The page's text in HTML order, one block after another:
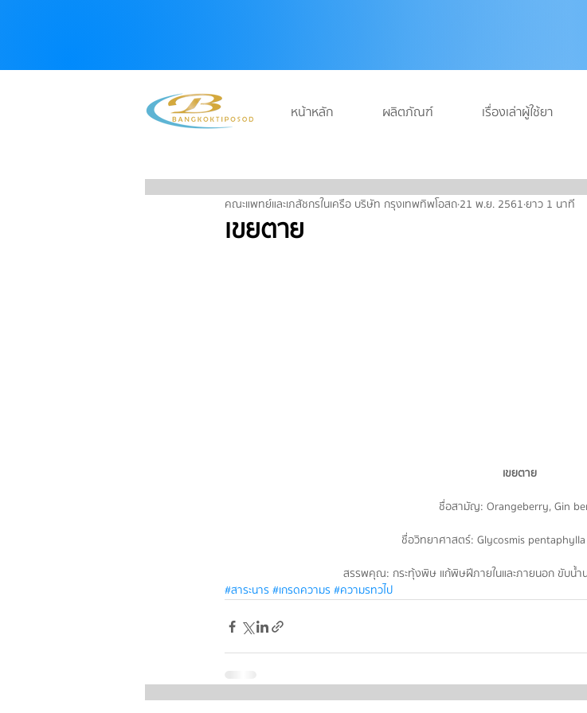
หน้าหลัก ผลิตภัณฑ์ เรื่องเล่าผู้ใช้ยา
เขยตาย
คณะแพทย์และเภสัชกรในเครือ บริษัท กรุงเทพทิพโอสถ21 พ.ย. 2561ยาว 1 นาที
เขยตาย
ชื่อสามัญ: Orangeberry, Gin
ชื่อวิทยาศาสตร์: Glycosmis pentaphylla
สรรพคุณ: กระทุ้งพิษ แก้พิษฝีภายในและภายนอก ขับน้ำ
#สาระนาร#เกรดความร#ความรทวไป